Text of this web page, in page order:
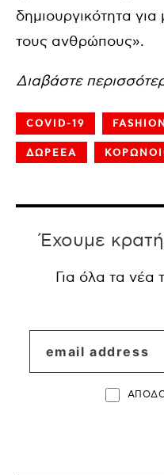
δημιουργικότητα
τους ανθρώπους».
Διαβάστε
COVID-19
ΔΩΡΕΕΑ
Έχουμε
Για όλα τα